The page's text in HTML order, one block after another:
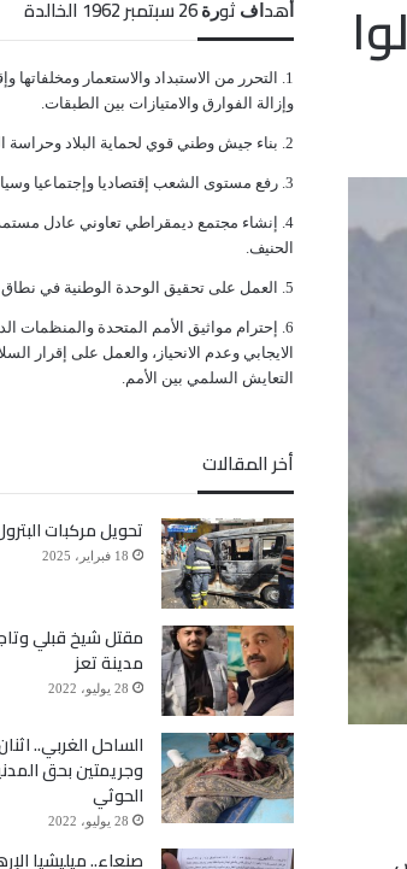
ﺃﻫﺪﺍﻑ ﺛﻮﺭﺓ 26 ﺳﺒﺘﻤﺒﺮ 1962 الخالدة
ﺍﻟﺘﺤﺮﺭ ﻣﻦ ﺍﻻﺳﺘﺒﺪﺍﺩ ﻭﺍﻻﺳﺘﻌﻤﺎﺭ
ﻭﺇﺯﺍﻟﺔ ﺍﻟﻔﻮﺍﺭﻕ ﻭﺍﻻﻣﺘﻴﺎﺯﺍﺕ ﺑﻴﻦ ﺍﻟﻄﺒﻘﺎﺕ.
ﺑﻨﺎﺀ ﺟﻴﺶ ﻭﻃﻨﻲ ﻗﻮﻱ ﻟﺤﻤﺎﻳﺔ ﺍﻟﺒﻼﺩ ﻭﺣﺮﺍﺳﺔ
ﺭﻓﻊ ﻣﺴﺘﻮﻯ ﺍﻟﺸﻌﺐ ﺇﻗﺘﺼﺎﺩﻳﺎ ﻭﺇﺟﺘﻤﺎﻋﻴﺎ
ﺇﻧﺸﺎﺀ ﻣﺠﺘﻤﻊ ﺩﻳﻤﻘﺮﺍﻃﻲ ﺗﻌﺎﻭﻧﻲ ﻋﺎﺩﻝ
ﺍﻟﺤﻨﻴﻒ.
ﺍﻟﻌﻤﻞ ﻋﻠﻰ ﺗﺤﻘﻴﻖ ﺍﻟﻮﺣﺪﺓ ﺍﻟﻮﻃﻨﻴﺔ ﻓﻲ ﻧﻄﺎﻕ
ﺇﺣﺘﺮﺍﻡ ﻣﻮﺍﺛﻴﻖ الأﻣﻢ ﺍﻟﻤﺘﺤﺪﺓ ﻭﺍﻟﻤﻨﻈﻤﺎﺕ
ﺍﻻﻳﺠﺎﺑﻲ ﻭﻋﺪﻡ ﺍﻻﻧﺤﻴﺎﺯ، ﻭﺍﻟﻌﻤﻞ ﻋﻠﻰ ﺇﻗﺮﺍﺭ
ﺍﻟﺘﻌﺎﻳﺶ ﺍﻟﺴﻠﻤﻲ ﺑﻴﻦ ﺍﻷﻣﻢ.
أخر المقالات
تحويل مركبات
18 فبراير، 2025
مقتل شيخ قبلي
مدينة تعز
28 يوليو، 2022
الساحل الغربي..
وجريمتين بحق
الحوثي
28 يوليو، 2022
صنعاء.. ميليشيا